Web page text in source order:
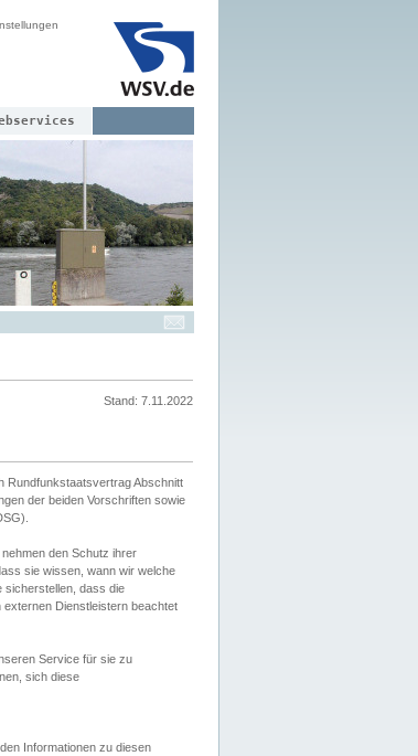
Stand: 7.11.2022
Rundfunkstaatsvertrag Abschnitt
der beiden Vorschriften sowie
den Schutz ihrer
sie wissen, wann wir welche
sicherstellen, dass die
Dienstleistern beachtet
Service für sie zu
sich diese
Informationen zu diesen